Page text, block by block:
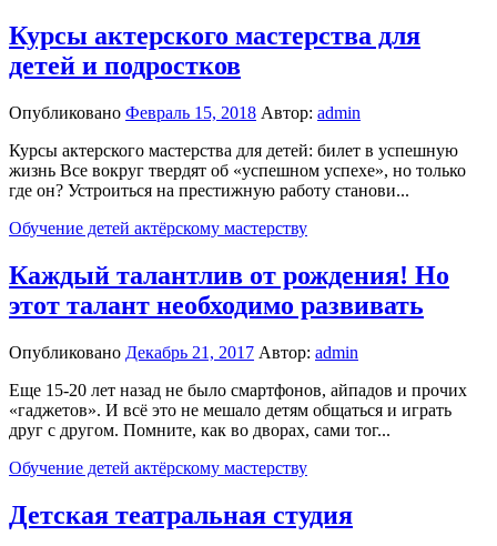
Курсы актерского мастерства для
детей и подростков
Опубликовано Февраль 15, 2018 Автор: admin
Курсы актерского мастерства для детей: билет в успешную
жизнь Все вокруг твердят об «успешном успехе», но только
где он? Устроиться на престижную работу станови...
Обучение детей актёрскому мастерству
Каждый талантлив от рождения! Но
этот талант необходимо развивать
Опубликовано Декабрь 21, 2017 Автор: admin
Еще 15-20 лет назад не было смартфонов, айпадов и прочих
«гаджетов». И всё это не мешало детям общаться и играть
друг с другом. Помните, как во дворах, сами тог...
Обучение детей актёрскому мастерству
Детская театральная студия